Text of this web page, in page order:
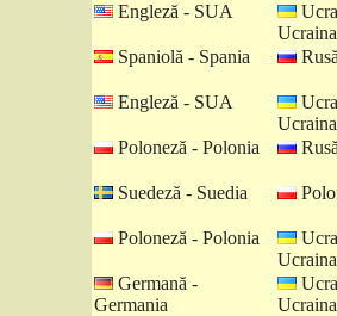
Engleză - SUA
Ucraina
Spaniolă - Spania
Engleză - SUA
Ucraina
Poloneză - Polonia
Suedeză - Suedia
Poloneză - Polonia
Ucraina
Germană -
Germania
Ucraina